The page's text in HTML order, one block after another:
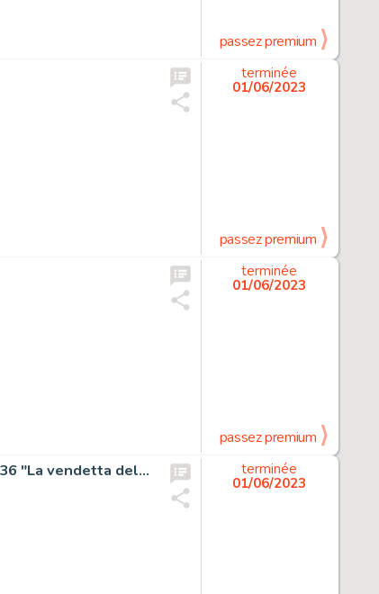
passez premium
terminée
01/06/2023
passez premium
terminée
01/06/2023
passez premium
Carnevale, Massimo - tavola originale - Tex albo speciale n. 36 "La vendetta delle ombre"
terminée
01/06/2023